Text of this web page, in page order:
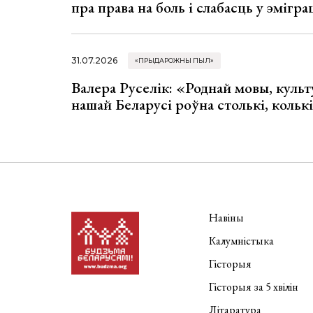
пра права на боль і слабасць у
31.07.2026 «ПРЫДАРОЖНЫ ПЫЛ»
Валера Руселік: «Роднай мовы,
нашай Беларусі роўна столькі,
Навіны
Калумністыка
Гісторыя
Гісторыя за 5 хвілін
Літаратура